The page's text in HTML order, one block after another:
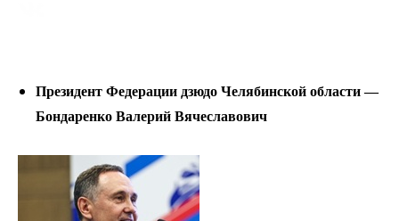
Президент Федерации дзюдо Челябинской области —
Бондаренко Валерий Вячеславович